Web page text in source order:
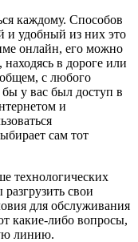
каждому. Способов
и удобный из них это
онлайн, его можно
в дороге или
с любого
бы у вас был доступ в
и
сам тот
технологических
свои
для обслуживания
какие-либо вопросы,
линию.